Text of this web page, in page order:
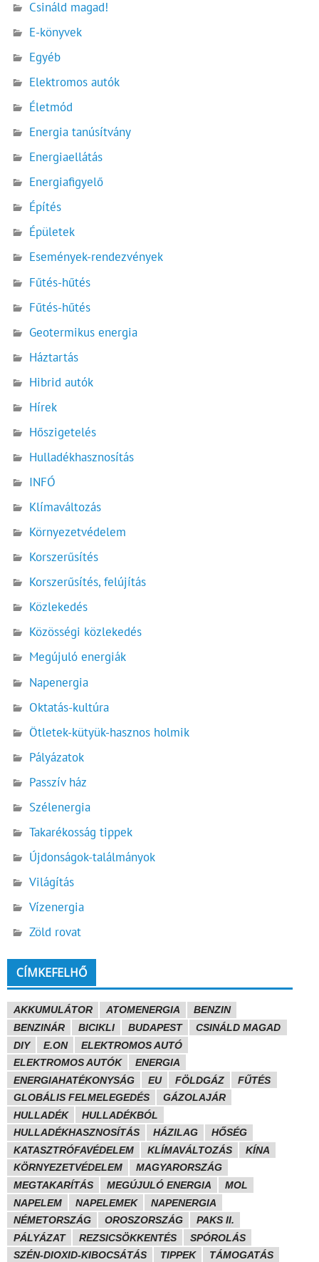
Csináld magad!
E-könyvek
Egyéb
Elektromos autók
Életmód
Energia tanúsítvány
Energiaellátás
Energiafigyelő
Építés
Épületek
Események-rendezvények
Fűtés-hűtés
Fűtés-hűtés
Geotermikus energia
Háztartás
Hibrid autók
Hírek
Hőszigetelés
Hulladékhasznosítás
INFÓ
Klímaváltozás
Környezetvédelem
Korszerűsítés
Korszerűsítés, felújítás
Közlekedés
Közösségi közlekedés
Megújuló energiák
Napenergia
Oktatás-kultúra
Ötletek-kütyük-hasznos holmik
Pályázatok
Passzív ház
Szélenergia
Takarékosság tippek
Újdonságok-találmányok
Világítás
Vízenergia
Zöld rovat
CÍMKEFELHŐ
AKKUMULÁTOR ATOMENERGIA
BENZIN
BENZINÁR
BICIKLI BUDAPEST
CSINÁLD MAGAD
DIY
E.ON
ELEKTROMOS AUTÓ
ELEKTROMOS AUTÓK
ENERGIA
ENERGIAHATÉKONYSÁG
EU FÖLDGÁZ
FŰTÉS
GLOBÁLIS FELMELEGEDÉS
GÁZOLAJÁR
HULLADÉK
HULLADÉKBÓL
HULLADÉKHASZNOSÍTÁS
HÁZILAG
HŐSÉG
KATASZTRÓFAVÉDELEM
KLÍMAVÁLTOZÁS
KÍNA
KÖRNYEZETVÉDELEM
MAGYARORSZÁG
MEGTAKARÍTÁS
MEGÚJULÓ ENERGIA
MOL
NAPELEM
NAPELEMEK
NAPENERGIA
NÉMETORSZÁG
OROSZORSZÁG
PAKS II.
PÁLYÁZAT
REZSICSÖKKENTÉS
SPÓROLÁS
SZÉN-DIOXID-KIBOCSÁTÁS
TIPPEK
TÁMOGATÁS